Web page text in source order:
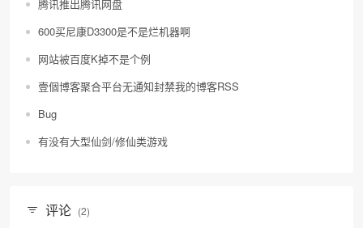
腾讯推出腾讯网盘
600买尼康D3300是不是烂机器啊
网站被百度K掉不是个例
壹個博客聚合平台无通知封禁我的博客RSS
Bug
有没有大型仙剑/修仙类游戏
评论 (2)